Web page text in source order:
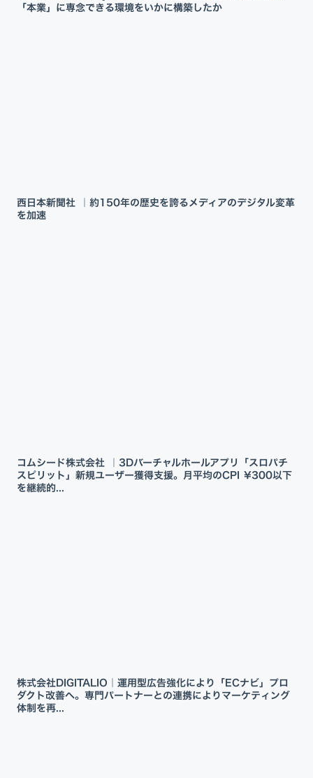
「本業」に専念できる環境をいかに構築したか
西日本新聞社 ｜約150年の歴史を誇るメディアのデジタル変革
を加速
コムシード株式会社 ｜3Dバーチャルホールアプリ「スロパチ
スピリット」新規ユーザー獲得支援。月平均のCPI ¥300以下
を継続的...
株式会社DIGITALIO｜運用型広告強化により「ECナビ」プロ
ダクト改善へ。専門パートナーとの連携によりマーケティング
体制を再...